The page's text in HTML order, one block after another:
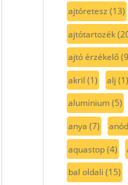
ajtóretesz (13)
ajtótartozék
ajtó érzékelő
akril (1) alj (1)
aluminium(5)
anya (7) anód
aquastop(4)
bal oldali (15)